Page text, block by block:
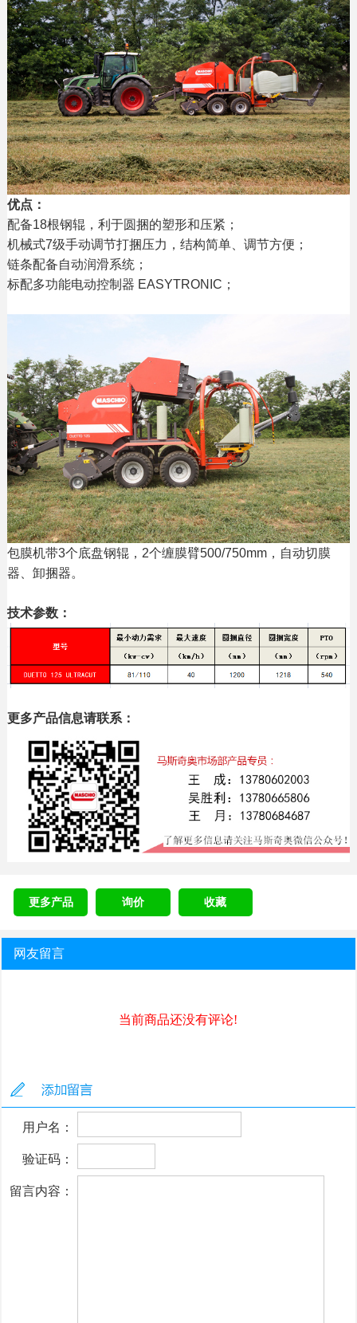
优点：
配备18根钢辊，利于圆捆的塑形和压紧；
机械式7级手动调节打捆压力，结构简单、调节方便；
链条配备自动润滑系统；
标配多功能电动控制器 EASYTRONIC；
包膜机带3个底盘钢辊，2个缠膜臂500/750mm，自动切膜
器、卸捆器。
技术参数：
更多产品信息请联系：
更多产品 询价 收藏
网友留言
当前商品还没有评论!
用户名：
验证码：
留言内容：